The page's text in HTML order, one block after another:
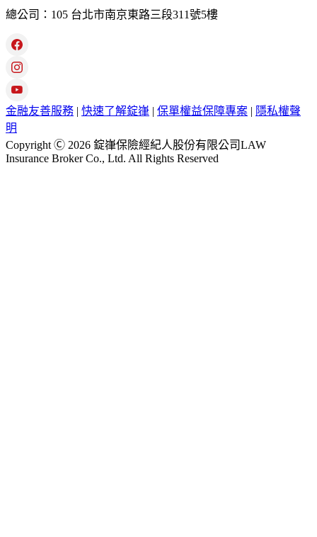
總公司：105 台北市南京東路三段311號5樓
金融友善服務 | 快速了解錠嵂 | 保單權益保障專案 | 隱私權聲
明
Copyright Ⓒ 2026 錠嵂保險經紀人股份有限公司LAW
Insurance Broker Co., Ltd. All Rights Reserved